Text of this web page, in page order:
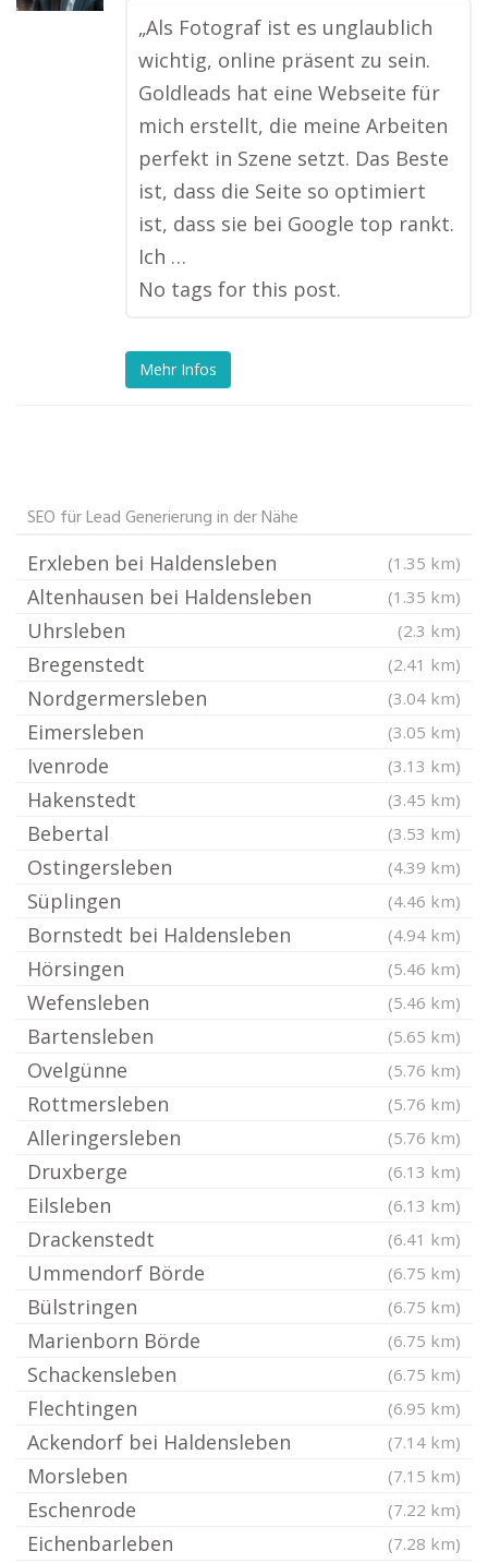
„Als Fotograf ist es unglaublich
wichtig, online präsent zu sein.
Goldleads hat eine Webseite für
mich erstellt, die meine Arbeiten
perfekt in Szene setzt. Das Beste
ist, dass die Seite so optimiert
ist, dass sie bei Google top rankt.
Ich …
No tags for this post.
Mehr Infos
SEO für Lead Generierung in der Nähe
Erxleben bei Haldensleben (1.35 km)
Altenhausen bei Haldensleben (1.35 km)
Uhrsleben (2.3 km)
Bregenstedt (2.41 km)
Nordgermersleben (3.04 km)
Eimersleben (3.05 km)
Ivenrode (3.13 km)
Hakenstedt (3.45 km)
Bebertal (3.53 km)
Ostingersleben (4.39 km)
Süplingen (4.46 km)
Bornstedt bei Haldensleben (4.94 km)
Hörsingen (5.46 km)
Wefensleben (5.46 km)
Bartensleben (5.65 km)
Ovelgünne (5.76 km)
Rottmersleben (5.76 km)
Alleringersleben (5.76 km)
Druxberge (6.13 km)
Eilsleben (6.13 km)
Drackenstedt (6.41 km)
Ummendorf Börde (6.75 km)
Bülstringen (6.75 km)
Marienborn Börde (6.75 km)
Schackensleben (6.75 km)
Flechtingen (6.95 km)
Ackendorf bei Haldensleben (7.14 km)
Morsleben (7.15 km)
Eschenrode (7.22 km)
Eichenbarleben (7.28 km)